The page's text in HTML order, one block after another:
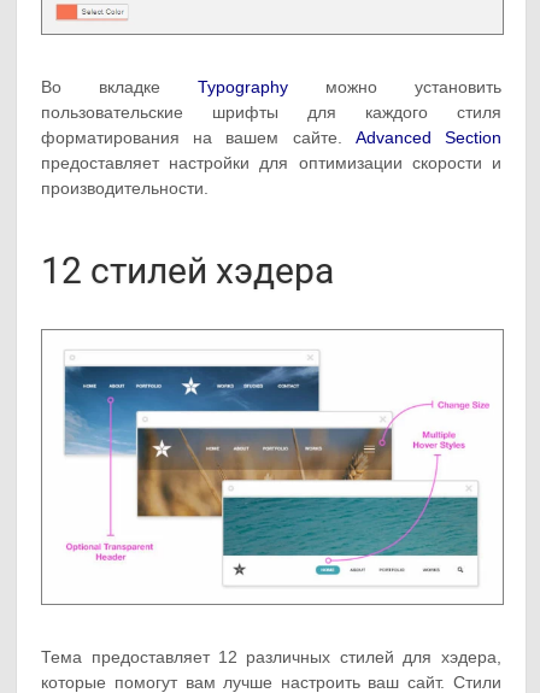
Во вкладке Typography можно установить
пользовательские шрифты для каждого стиля
форматирования на вашем сайте. Advanced Section
предоставляет настройки для оптимизации скорости и
производительности.
12 стилей хэдера
Тема предоставляет 12 различных стилей для хэдера,
которые помогут вам лучше настроить ваш сайт. Стили